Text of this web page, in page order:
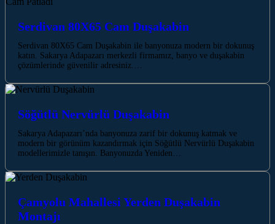
Serdivan 80X65 Cam Duşakabin
Serdivan 80X65 Cam Duşakabin ile banyonuza modern bir dokunuş
katın. Sakarya Adapazarı merkezli firmamız, banyo ve duşakabin
çözümlerinde güvenilir adresiniz.…
Söğütlü Nervürlü Duşakabin
Sakarya Adapazarı’nda banyonuza zarif bir dokunuş katmak ve
modern bir görünüm kazandırmak için Söğütlü Nervürlü Duşakabin
modellerimizle tanışın. Banyonuzda Yeniden…
Çamyolu Mahallesi Yerden Duşakabin
Montajı